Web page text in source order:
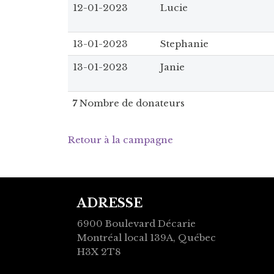
12-01-2023 Lucie
13-01-2023
Stephanie
13-01-2023
Janie
7Nombre de donateurs
Retour à la campagne
ADRESSE
6900 Boulevard Décarie
Montréal local 139A, Québec
H3X 2T8